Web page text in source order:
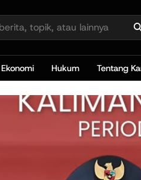
Ekonomi Hukum Tentang